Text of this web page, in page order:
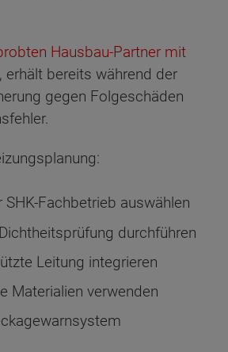
Hausbau-Partner mit
bereits während der
gegen Folgeschäden
SHK-Fachbetrieb auswählen
durchführen
Leitung integrieren
Materialien verwenden